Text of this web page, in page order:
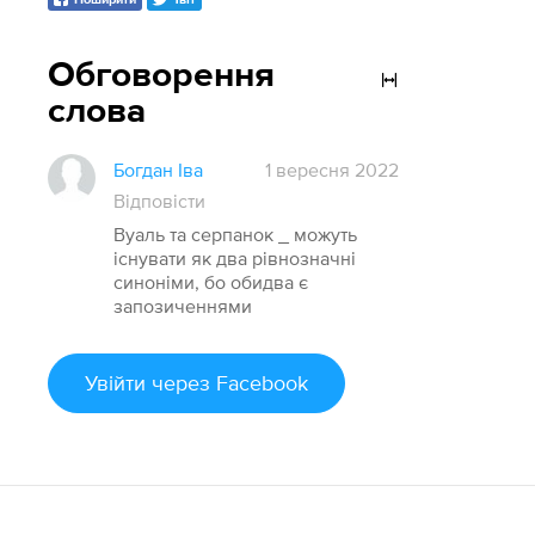
Обговорення
слова
Богдан Іва
1 вересня 2022
Відповісти
Вуаль та серпанок _ можуть
існувати як два рівнозначні
синоніми, бо обидва є
запозиченнями
Увійти через Facebook